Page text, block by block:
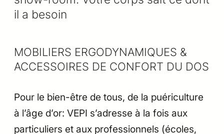
il a besoin
MOBILIERS ERGODYNAMIQUES &
ACCESSOIRES DE CONFORT DU DOS
Pour le bien-être de tous, de la puériculture
à l’âge d’or: VEPI s’adresse à la fois aux
particuliers et aux professionnels (écoles,